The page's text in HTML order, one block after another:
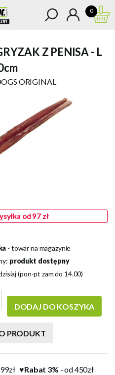
0
Z PENISA - L
ORIGINAL
od 97 zł
- towar na magazynie
produkt dostępny
(pon-pt zam do 14.00)
DODAJ DO KOSZYKA
PRODUKT
♥Rabat 3% - od 450zł